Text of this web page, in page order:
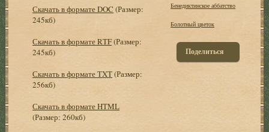
Скачать в формате DOC (Размер:
245кб)
Скачать в формате RTF(Размер:
245кб)
Скачать в формате TXT(Размер:
256кб)
Скачать в формате HTML
(Размер: 260кб)
Бенедиктинское аббатство
Болотный цветок
Поделиться